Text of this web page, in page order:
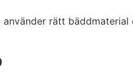
rätt